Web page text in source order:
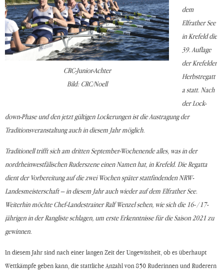
CRC-Junior-Achter
Bild: CRC/Noell
dem
Elfrather See
in Krefeld die
39. Auflage
der Krefelder
Herbstregatt
a statt. Nach
der Lock-
down-Phase und den jetzt gültigen Lockerungen ist die Austragung der
Traditionsveranstaltung auch in diesem Jahr möglich.
Traditionell trifft sich am dritten September-Wochenende alles, was in der
nordrheinwestfälischen Ruderszene einen Namen hat, in Krefeld. Die Regatta
dient der Vorbereitung auf die zwei Wochen später stattfindenden NRW-
Landesmeisterschaft – in diesem Jahr auch wieder auf dem Elfrather See.
Weiterhin möchte Chef-Landestrainer Ralf Wenzel sehen, wie sich die 16- / 17-
jährigen in der Rangliste schlagen, um erste Erkenntnisse für die Saison 2021 zu
gewinnen.
In diesem Jahr sind nach einer langen Zeit der Ungewissheit, ob es überhaupt
Wettkämpfe geben kann, die stattliche Anzahl von 850 Ruderinnen und Ruderern